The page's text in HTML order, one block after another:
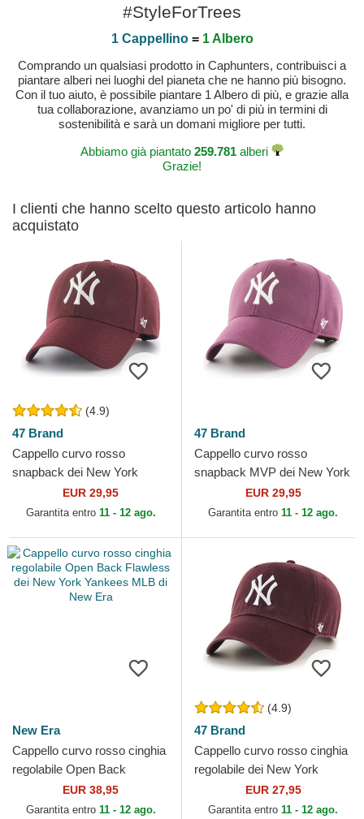
#StyleForTrees
1 Cappellino= 1 Albero
Comprando un qualsiasi prodotto in Caphunters, contribuisci a
piantare alberi nei luoghi del pianeta che ne hanno più bisogno.
Con il tuo aiuto, è possibile piantare 1 Albero di più, e grazie alla
tua collaborazione, avanziamo un po' di più in termini di
sostenibilità e sarà un domani migliore per tutti.
Abbiamo già piantato 259.781 alberi
Grazie!
I clienti che hanno scelto questo articolo hanno
acquistato
(4.9)
47 Brand
Cappello curvo rosso
snapback dei New York
Yankees MLB di 47 Brand
EUR 29,95
Garantita entro 11 - 12 ago.
47 Brand
Cappello curvo rosso
snapback MVP dei New York
Yankees MLB di 47 Brand
EUR 29,95
Garantita entro 11 - 12 ago.
New Era
Cappello curvo rosso cinghia
regolabile Open Back
Flawless dei New York
Yankees MLB di New Era
EUR 38,95
Garantita entro 11 - 12 ago.
(4.9)
47 Brand
Cappello curvo rosso cinghia
regolabile dei New York
Yankees MLB di 47 Brand
EUR 27,95
Garantita entro 11 - 12 ago.